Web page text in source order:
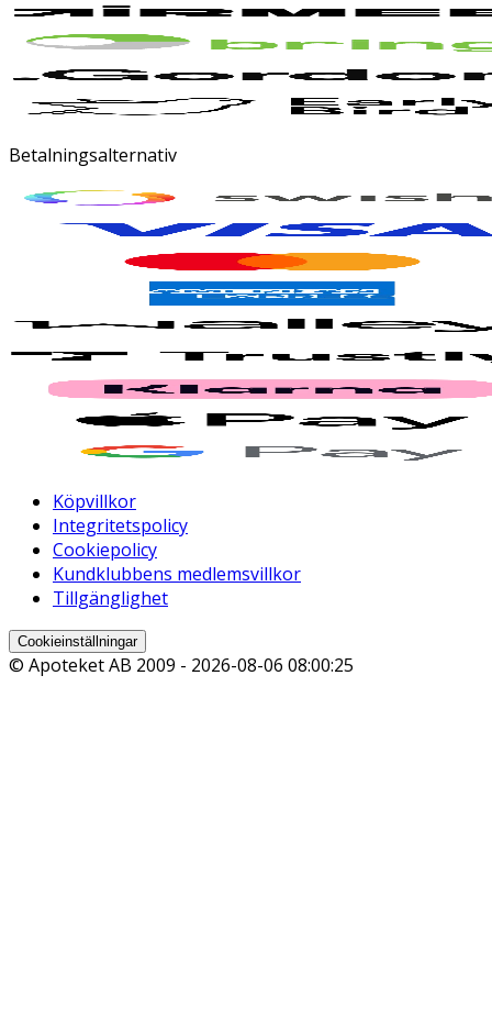
Betalningsalternativ
Köpvillkor
Integritetspolicy
Cookiepolicy
Kundklubbens medlemsvillkor
Tillgänglighet
Cookieinställningar
© Apoteket AB 2009 - 2026-08-06 08:00:25